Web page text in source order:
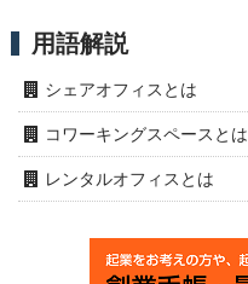
用語解説
シェアオフィスとは
コワーキングスペースとは
レンタルオフィスとは